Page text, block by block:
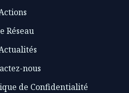
Réseau
nous
de Confidentialité